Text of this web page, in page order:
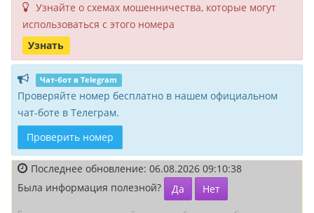
Узнайте о схемах мошенни­чества, кото­рые могут
исполь­зоваться с этого номера
Узнать
Чат-бот в Telegram
Проверяйте номер бесплатно в нашем официальном
чат-боте в Телеграм.
Проверить номер
Последнее обновление: 06.08.2026 09:10:38
Была информация полезной?
Да Нет